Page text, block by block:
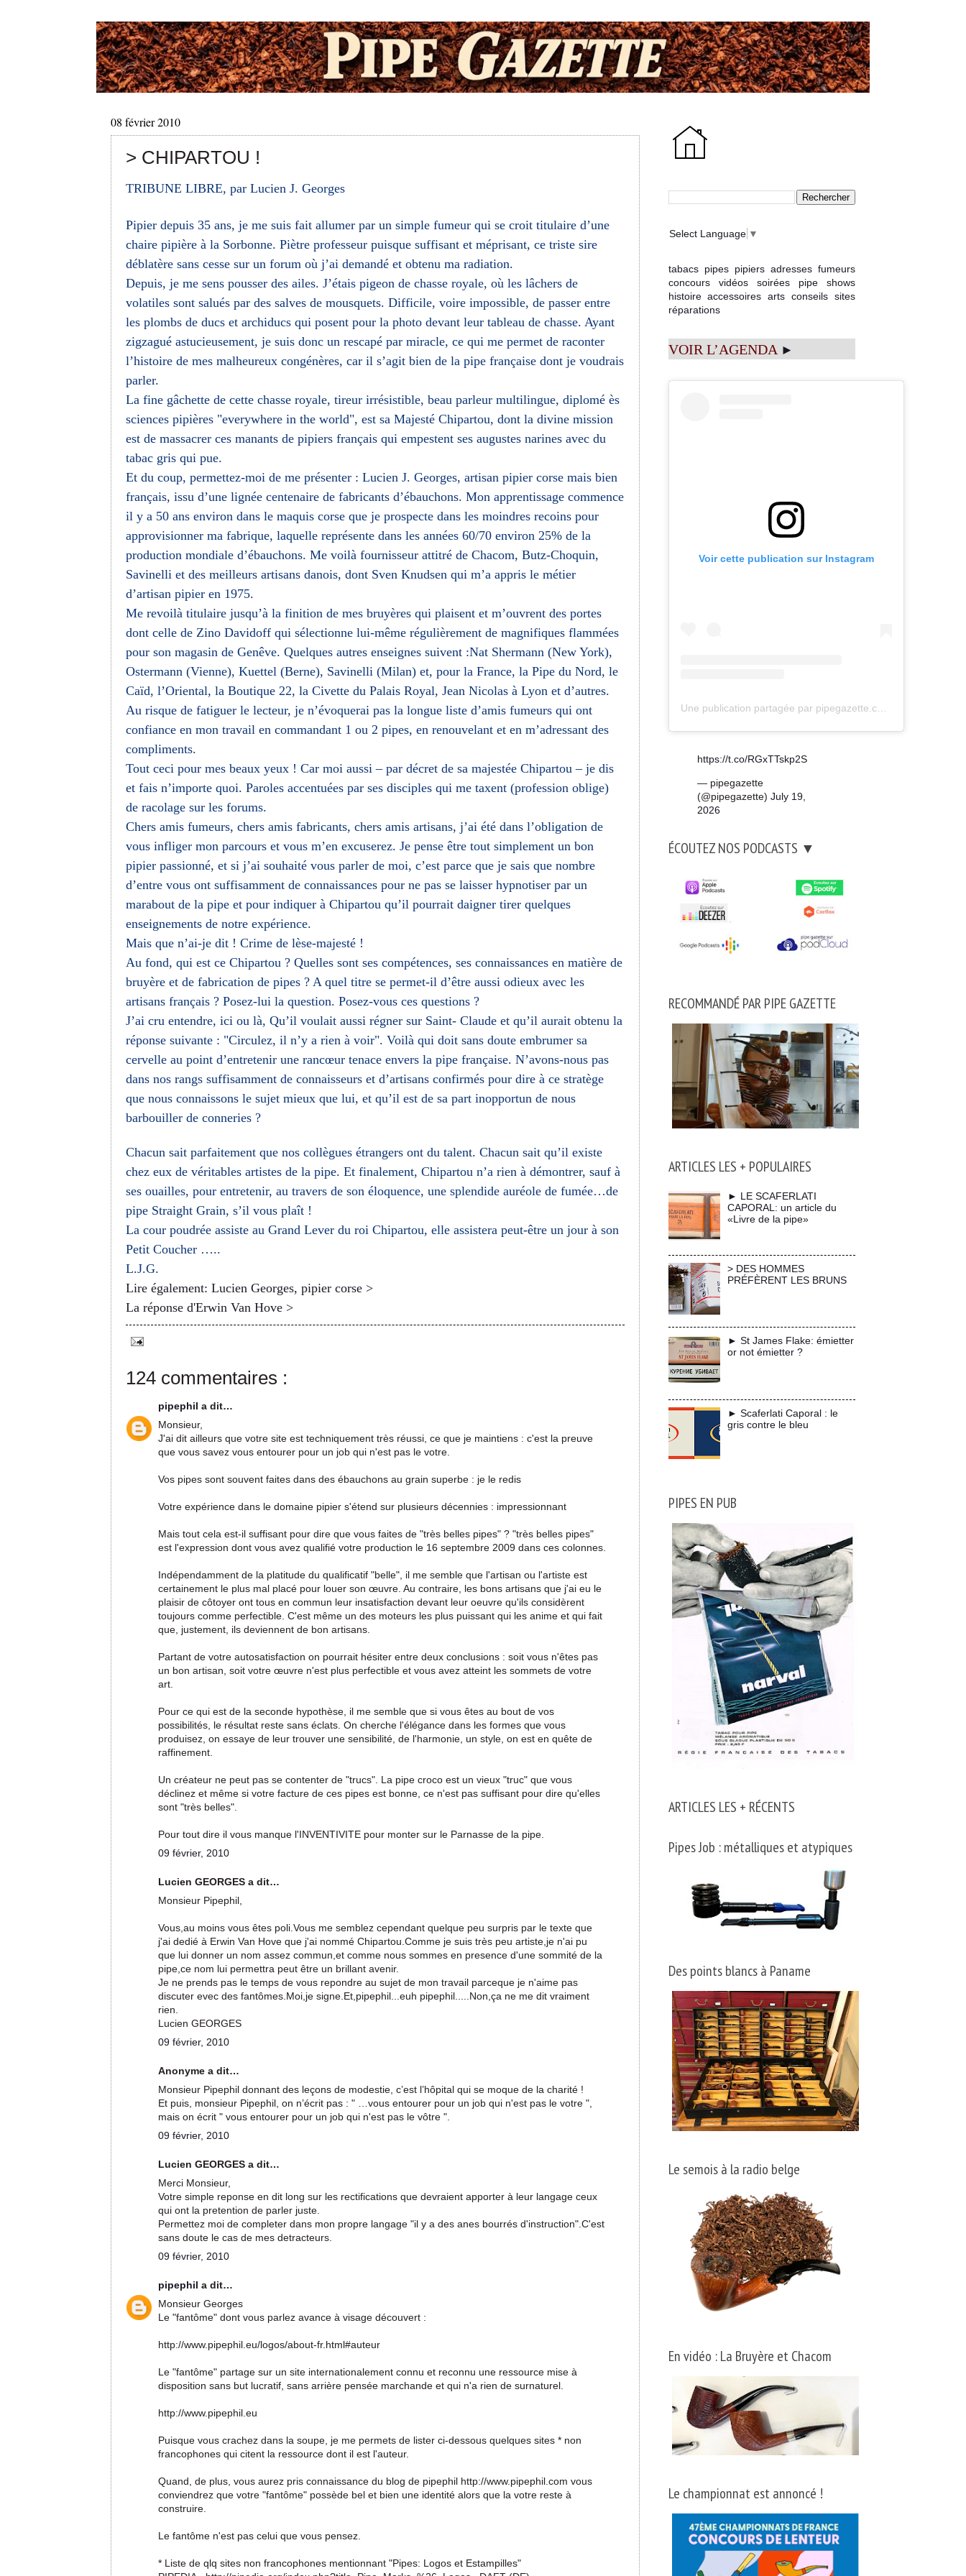
08 février 2010
> CHIPARTOU !
TRIBUNE LIBRE, par Lucien J. Georges
Pipier depuis 35 ans, je me suis fait allumer par un simple fumeur qui se croit titulaire d’une
chaire pipière à la Sorbonne. Piètre professeur puisque suffisant et méprisant, ce triste sire
déblatère sans cesse sur un forum où j’ai demandé et obtenu ma radiation.
Depuis, je me sens pousser des ailes. J’étais pigeon de chasse royale, où les lâchers de
volatiles sont salués par des salves de mousquets. Difficile, voire impossible, de passer entre
les plombs de ducs et archiducs qui posent pour la photo devant leur tableau de chasse. Ayant
zigzagué astucieusement, je suis donc un rescapé par miracle, ce qui me permet de raconter
l’histoire de mes malheureux congénères, car il s’agit bien de la pipe française dont je voudrais
parler.
La fine gâchette de cette chasse royale, tireur irrésistible, beau parleur multilingue, diplomé ès
sciences pipières "everywhere in the world", est sa Majesté Chipartou, dont la divine mission
est de massacrer ces manants de pipiers français qui empestent ses augustes narines avec du
tabac gris qui pue.
Et du coup, permettez-moi de me présenter : Lucien J. Georges, artisan pipier corse mais bien
français, issu d’une lignée centenaire de fabricants d’ébauchons. Mon apprentissage commence
il y a 50 ans environ dans le maquis corse que je prospecte dans les moindres recoins pour
approvisionner ma fabrique, laquelle représente dans les années 60/70 environ 25% de la
production mondiale d’ébauchons. Me voilà fournisseur attitré de Chacom, Butz-Choquin,
Savinelli et des meilleurs artisans danois, dont Sven Knudsen qui m’a appris le métier
d’artisan pipier en 1975.
Me revoilà titulaire jusqu’à la finition de mes bruyères qui plaisent et m’ouvrent des portes
dont celle de Zino Davidoff qui sélectionne lui-même régulièrement de magnifiques flammées
pour son magasin de Genêve. Quelques autres enseignes suivent :Nat Shermann (New York),
Ostermann (Vienne), Kuettel (Berne), Savinelli (Milan) et, pour la France, la Pipe du Nord, le
Caïd, l’Oriental, la Boutique 22, la Civette du Palais Royal, Jean Nicolas à Lyon et d’autres.
Au risque de fatiguer le lecteur, je n’évoquerai pas la longue liste d’amis fumeurs qui ont
confiance en mon travail en commandant 1 ou 2 pipes, en renouvelant et en m’adressant des
compliments.
Tout ceci pour mes beaux yeux ! Car moi aussi – par décret de sa majestée Chipartou – je dis
et fais n’importe quoi. Paroles accentuées par ses disciples qui me taxent (profession oblige)
de racolage sur les forums.
Chers amis fumeurs, chers amis fabricants, chers amis artisans, j’ai été dans l’obligation de
vous infliger mon parcours et vous m’en excuserez. Je pense être tout simplement un bon
pipier passionné, et si j’ai souhaité vous parler de moi, c’est parce que je sais que nombre
d’entre vous ont suffisamment de connaissances pour ne pas se laisser hypnotiser par un
marabout de la pipe et pour indiquer à Chipartou qu’il pourrait daigner tirer quelques
enseignements de notre expérience.
Mais que n’ai-je dit ! Crime de lèse-majesté !
Au fond, qui est ce Chipartou ? Quelles sont ses compétences, ses connaissances en matière de
bruyère et de fabrication de pipes ? A quel titre se permet-il d’être aussi odieux avec les
artisans français ? Posez-lui la question. Posez-vous ces questions ?
J’ai cru entendre, ici ou là, Qu’il voulait aussi régner sur Saint- Claude et qu’il aurait obtenu la
réponse suivante : "Circulez, il n’y a rien à voir". Voilà qui doit sans doute embrumer sa
cervelle au point d’entretenir une rancœur tenace envers la pipe française. N’avons-nous pas
dans nos rangs suffisamment de connaisseurs et d’artisans confirmés pour dire à ce stratège
que nous connaissons le sujet mieux que lui, et qu’il est de sa part inopportun de nous
barbouiller de conneries ?
Chacun sait parfaitement que nos collègues étrangers ont du talent. Chacun sait qu’il existe
chez eux de véritables artistes de la pipe. Et finalement, Chipartou n’a rien à démontrer, sauf à
ses ouailles, pour entretenir, au travers de son éloquence, une splendide auréole de fumée…de
pipe Straight Grain, s’il vous plaît !
La cour poudrée assiste au Grand Lever du roi Chipartou, elle assistera peut-être un jour à son
Petit Coucher …..
L.J.G.
Lire également: Lucien Georges, pipier corse >
La réponse d'Erwin Van Hove >
124 commentaires :
pipephila dit…
Monsieur,
J'ai dit ailleurs que votre site est techniquement très réussi, ce que je maintiens : c'est la preuve
que vous savez vous entourer pour un job qui n'est pas le votre.
Vos pipes sont souvent faites dans des ébauchons au grain superbe : je le redis
Votre expérience dans le domaine pipier s'étend sur plusieurs décennies : impressionnant
Mais tout cela est-il suffisant pour dire que vous faites de "très belles pipes" ? "très belles pipes"
est l'expression dont vous avez qualifié votre production le 16 septembre 2009 dans ces colonnes.
Indépendamment de la platitude du qualificatif "belle", il me semble que l'artisan ou l'artiste est
certainement le plus mal placé pour louer son œuvre. Au contraire, les bons artisans que j'ai eu le
plaisir de côtoyer ont tous en commun leur insatisfaction devant leur oeuvre qu'ils considèrent
toujours comme perfectible. C'est même un des moteurs les plus puissant qui les anime et qui fait
que, justement, ils deviennent de bon artisans.
Partant de votre autosatisfaction on pourrait hésiter entre deux conclusions : soit vous n'êtes pas
un bon artisan, soit votre œuvre n'est plus perfectible et vous avez atteint les sommets de votre
art.
Pour ce qui est de la seconde hypothèse, il me semble que si vous êtes au bout de vos
possibilités, le résultat reste sans éclats. On cherche l'élégance dans les formes que vous
produisez, on essaye de leur trouver une sensibilité, de l'harmonie, un style, on est en quête de
raffinement.
Un créateur ne peut pas se contenter de "trucs". La pipe croco est un vieux "truc" que vous
déclinez et même si votre facture de ces pipes est bonne, ce n'est pas suffisant pour dire qu'elles
sont "très belles".
Pour tout dire il vous manque l'INVENTIVITE pour monter sur le Parnasse de la pipe.
09 février, 2010
Lucien GEORGES a dit…
Monsieur Pipephil,
Vous,au moins vous êtes poli.Vous me semblez cependant quelque peu surpris par le texte que
j'ai dedié à Erwin Van Hove que j'ai nommé Chipartou.Comme je suis très peu artiste,je n'ai pu
que lui donner un nom assez commun,et comme nous sommes en presence d'une sommité de la
pipe,ce nom lui permettra peut être un brillant avenir.
Je ne prends pas le temps de vous repondre au sujet de mon travail parceque je n'aime pas
discuter evec des fantômes.Moi,je signe.Et,pipephil...euh pipephil.....Non,ça ne me dit vraiment
rien.
Lucien GEORGES
09 février, 2010
Anonyme a dit…
Monsieur Pipephil donnant des leçons de modestie, c’est l’hôpital qui se moque de la charité !
Et puis, monsieur Pipephil, on n’écrit pas : " …vous entourer pour un job qui n'est pas le votre ",
mais on écrit " vous entourer pour un job qui n'est pas le vôtre ".
09 février, 2010
Lucien GEORGES a dit…
Merci Monsieur,
Votre simple reponse en dit long sur les rectifications que devraient apporter à leur langage ceux
qui ont la pretention de parler juste.
Permettez moi de completer dans mon propre langage "il y a des anes bourrés d'instruction".C'est
sans doute le cas de mes detracteurs.
09 février, 2010
pipephila dit…
Monsieur Georges
Le "fantôme" dont vous parlez avance à visage découvert :
http://www.pipephil.eu/logos/about-fr.html#auteur
Le "fantôme" partage sur un site internationalement connu et reconnu une ressource mise à
disposition sans but lucratif, sans arrière pensée marchande et qui n'a rien de surnaturel.
http://www.pipephil.eu
Puisque vous crachez dans la soupe, je me permets de lister ci-dessous quelques sites * non
francophones qui citent la ressource dont il est l'auteur.
Quand, de plus, vous aurez pris connaissance du blog de pipephil http://www.pipephil.com vous
conviendrez que votre "fantôme" possède bel et bien une identité alors que la votre reste à
construire.
Le fantôme n'est pas celui que vous pensez.
* Liste de qlq sites non francophones mentionnant "Pipes: Logos et Estampilles"
Select Language ▼
tabacs pipes pipiers adresses fumeurs
concours
vidéos soirées
pipe shows
histoire accessoires arts conseils sites
réparations
VOIR L’AGENDA ►
Voir cette publication sur Instagram
Une publication partagée par pipegazette.com (@pipegazette)
https://t.co/RGxTTskp2S
— pipegazette
(@pipegazette) July 19,
2026
ÉCOUTEZ NOS PODCASTS ▼
RECOMMANDÉ PAR PIPE GAZETTE
ARTICLES LES + POPULAIRES
► LE SCAFERLATI
CAPORAL: un article du
«Livre de la pipe»
> DES HOMMES
PRÉFÈRENT LES BRUNS
► St James Flake: émietter
or not émietter ?
► Scaferlati Caporal : le
gris contre le bleu
PIPES EN PUB
ARTICLES LES + RÉCENTS
Pipes Job : métalliques et atypiques
Des points blancs à Paname
Le semois à la radio belge
En vidéo : La Bruyère et Chacom
Le championnat est annoncé !